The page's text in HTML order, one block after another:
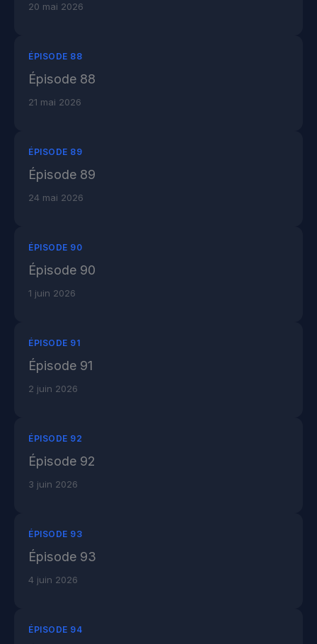
20 mai 2026
ÉPISODE 88
Épisode 88
21 mai 2026
ÉPISODE 89
Épisode 89
24 mai 2026
ÉPISODE 90
Épisode 90
1 juin 2026
ÉPISODE 91
Épisode 91
2 juin 2026
ÉPISODE 92
Épisode 92
3 juin 2026
ÉPISODE 93
Épisode 93
4 juin 2026
ÉPISODE 94